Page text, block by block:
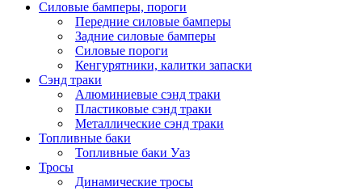
Силовые бамперы, пороги
Передние силовые бамперы
Задние силовые бамперы
Силовые пороги
Кенгурятники, калитки запаски
Сэнд траки
Алюминиевые сэнд траки
Пластиковые сэнд траки
Металлические сэнд траки
Топливные баки
Топливные баки Уаз
Тросы
Динамические тросы